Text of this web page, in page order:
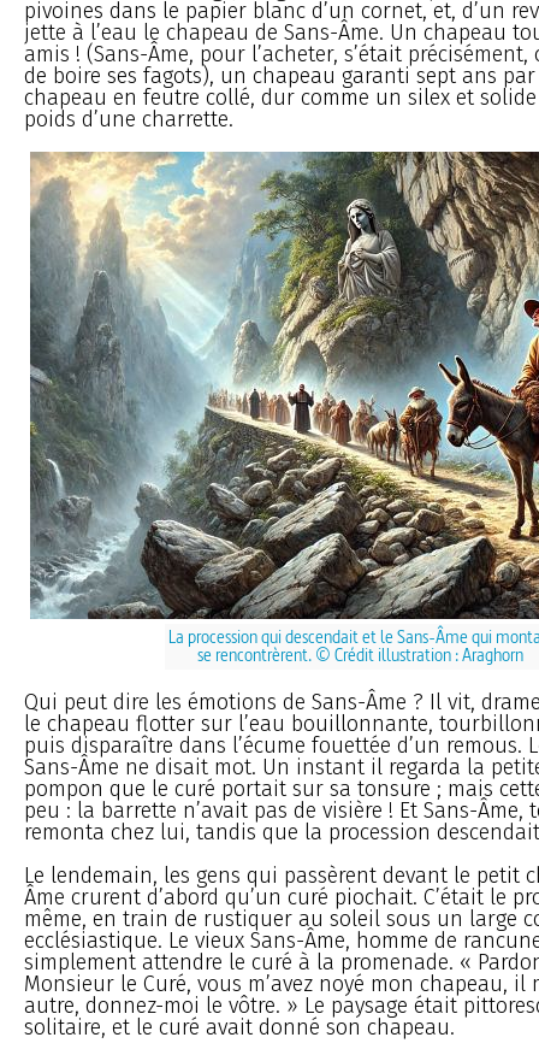
pivoines dans le papier blanc d’un cornet, et, d’un
jette à l’eau le chapeau de Sans-Âme. Un chapeau
amis ! (Sans-Âme, pour l’acheter, s’était
de boire ses fagots), un chapeau garanti sept ans
chapeau en feutre collé, dur comme un silex et
poids d’une charrette.
La procession qui descendait et le Sans-Âme qui
se rencontrèrent. © Crédit illustration : Araghorn
Qui peut dire les émotions de Sans-Âme ? Il vit,
le chapeau flotter sur l’eau bouillonnante,
puis disparaître dans l’écume fouettée d’un remous.
Sans-Âme ne disait mot. Un instant il regarda la
pompon que le curé portait sur sa tonsure ; mais
peu : la barrette n’avait pas de visière ! Et Sans-Âme,
remonta chez lui, tandis que la procession
Le lendemain, les gens qui passèrent devant le petit
Âme crurent d’abord qu’un curé piochait. C’était le
même, en train de rustiquer au soleil sous un large
ecclésiastique. Le vieux Sans-Âme, homme de
simplement attendre le curé à la promenade. «
Monsieur le Curé, vous m’avez noyé mon chapeau, il
autre, donnez-moi le vôtre. » Le paysage était
solitaire, et le curé avait donné son chapeau.